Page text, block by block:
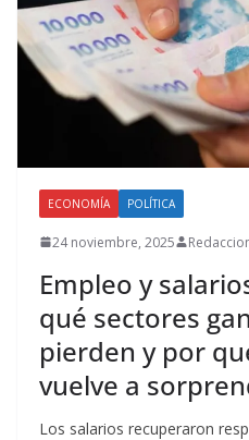
ECONOMÍA POLÍTICA
24 noviembre, 2025
Empleo y
qué sectores
pierden y por
vuelve a
Los salarios recuperaron